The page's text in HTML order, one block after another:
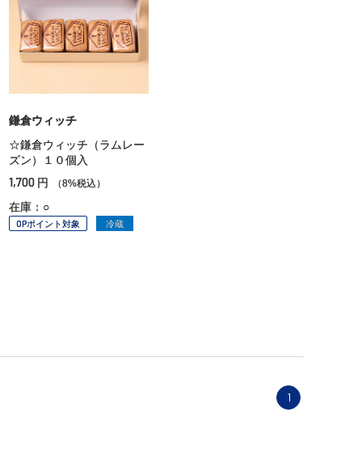
鎌倉ウィッチ
☆鎌倉ウィッチ（ラムレー
ズン）１０個入
1,700 円 （8%税込）
在庫：○
OPポイント対象 冷蔵
1